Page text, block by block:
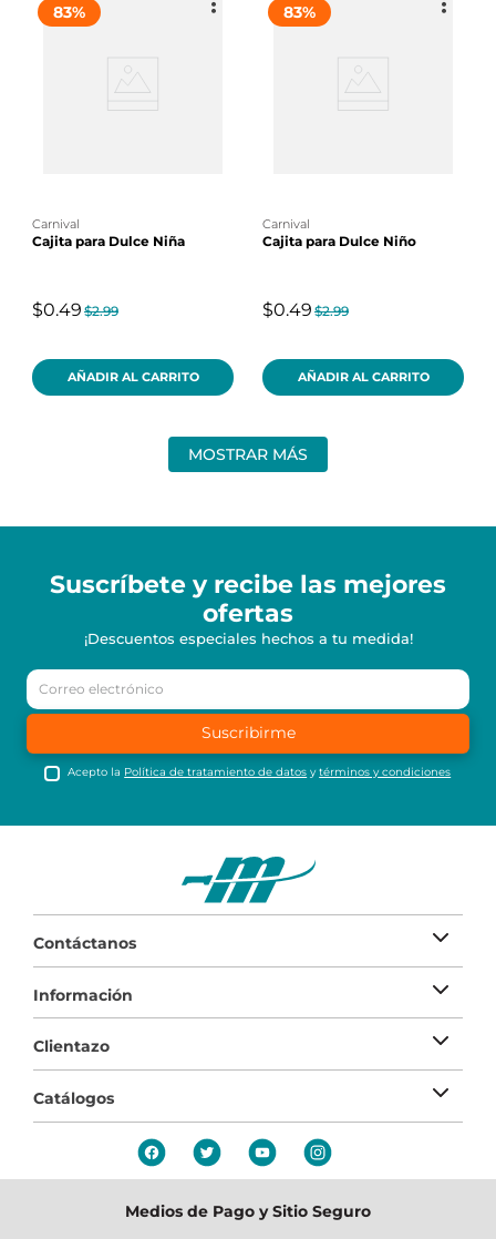
83%
carnival
Cajita para Dulce Niña
$0.49 $2.99
AÑADIR AL CARRITO
83%
carnival
Cajita para Dulce Niño
$0.49 $2.99
AÑADIR AL CARRITO
MOSTRAR MÁS
Suscríbete y recibe las mejores
ofertas
¡Descuentos especiales hechos a tu medida!
Suscribirme
Acepto la Política de tratamiento de datos ytérminos y condiciones
Contáctanos
Información
Clientazo
Catálogos
Medios de Pago y Sitio Seguro